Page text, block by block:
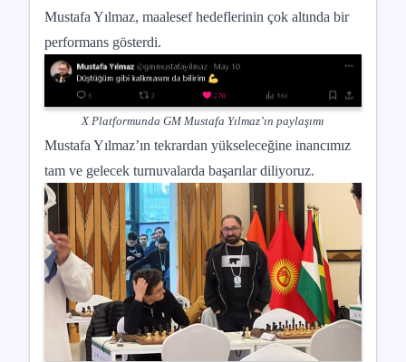
Mustafa Yılmaz, maalesef hedeflerinin çok altında bir
performans gösterdi.
X Platformunda GM Mustafa Yılmaz’ın paylaşımı
Mustafa Yılmaz’ın tekrardan yükseleceğine inancımız
tam ve gelecek turnuvalarda başarılar diliyoruz.